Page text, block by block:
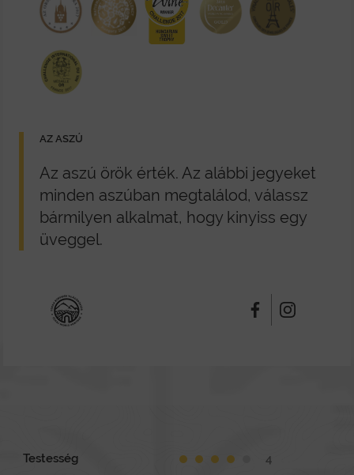
AZ ASZÚ
Az aszú örök érték. Az alábbi jegyeket
minden aszúban megtalálod, válassz
bármilyen alkalmat, hogy kinyiss egy
üveggel.
Testesség